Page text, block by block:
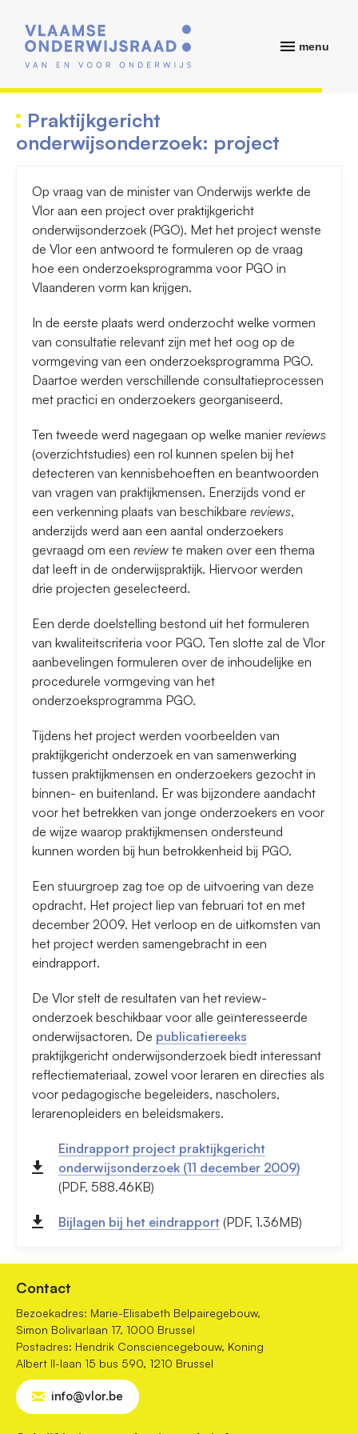
menu
Praktijkgericht
onderwijsonderzoek: project
Op vraag van de minister van Onderwijs werkte de
Vlor aan een project over praktijkgericht
onderwijsonderzoek (PGO). Met het project wenste
de Vlor een antwoord te formuleren op de vraag
hoe een onderzoeksprogramma voor PGO in
Vlaanderen vorm kan krijgen.
In de eerste plaats werd onderzocht welke vormen
van consultatie relevant zijn met het oog op de
vormgeving van een onderzoeksprogramma PGO.
Daartoe werden verschillende consultatieprocessen
met practici en onderzoekers georganiseerd.
Ten tweede werd nagegaan op welke manier reviews
(overzichtstudies) een rol kunnen spelen bij het
detecteren van kennisbehoeften en beantwoorden
van vragen van praktijkmensen. Enerzijds vond er
een verkenning plaats van beschikbare reviews,
anderzijds werd aan een aantal onderzoekers
gevraagd om een review te maken over een thema
dat leeft in de onderwijspraktijk. Hiervoor werden
drie projecten geselecteerd.
Een derde doelstelling bestond uit het formuleren
van kwaliteitscriteria voor PGO. Ten slotte zal de Vlor
aanbevelingen formuleren over de inhoudelijke en
procedurele vormgeving van het
onderzoeksprogramma PGO.
Tijdens het project werden voorbeelden van
praktijkgericht onderzoek en van samenwerking
tussen praktijkmensen en onderzoekers gezocht in
binnen- en buitenland. Er was bijzondere aandacht
voor het betrekken van jonge onderzoekers en voor
de wijze waarop praktijkmensen ondersteund
kunnen worden bij hun betrokkenheid bij PGO.
Een stuurgroep zag toe op de uitvoering van deze
opdracht. Het project liep van februari tot en met
december 2009. Het verloop en de uitkomsten van
het project werden samengebracht in een
eindrapport.
De Vlor stelt de resultaten van het review-
onderzoek beschikbaar voor alle geïnteresseerde
onderwijsactoren. De publicatiereeks
praktijkgericht onderwijsonderzoek biedt interessant
reflectiemateriaal, zowel voor leraren en directies als
voor pedagogische begeleiders, nascholers,
lerarenopleiders en beleidsmakers.
Eindrapport project praktijkgericht
onderwijsonderzoek (11 december 2009)
(PDF, 588.46KB)
Bijlagen bij het eindrapport (PDF, 1.36MB)
Contact
Bezoekadres: Marie-Elisabeth Belpairegebouw,
Simon Bolivarlaan 17, 1000 Brussel
Postadres: Hendrik Consciencegebouw, Koning
Albert II-laan 15 bus 590, 1210 Brussel
info@vlor.be